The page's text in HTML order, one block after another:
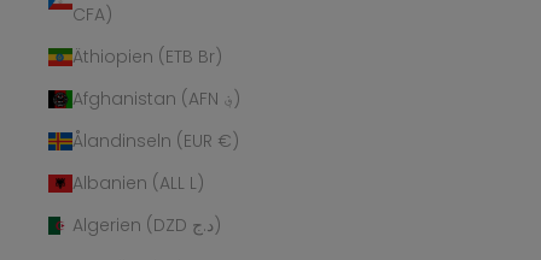
CFA)
Äthiopien (ETB Br)
Afghanistan (AFN ؋)
Ålandinseln (EUR €)
Albanien (ALL L)
Algerien (DZD د.ج)